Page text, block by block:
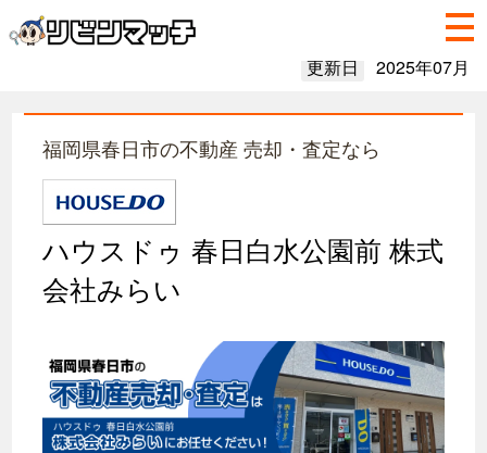
更新日 2025年07月
福岡県春日市の不動産 売却・査定なら
ハウスドゥ 春日白水公園前 株式
会社みらい